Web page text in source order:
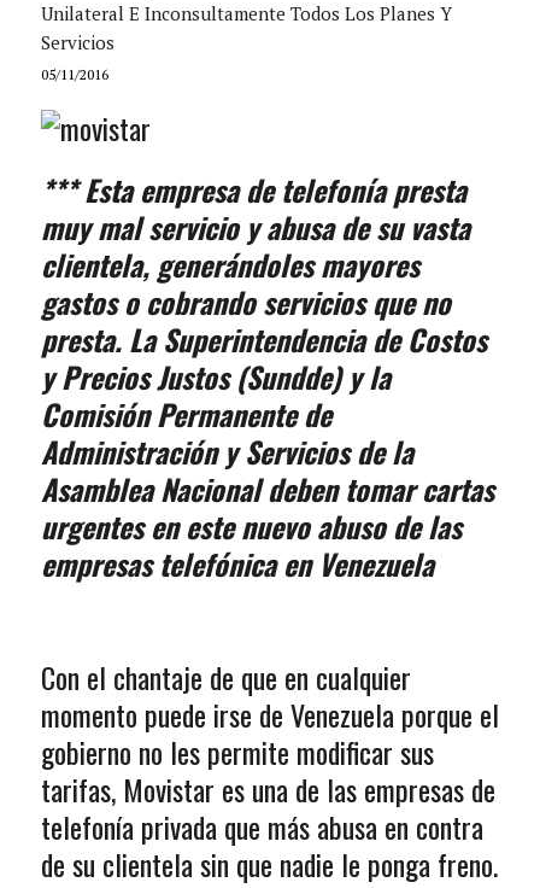
Unilateral E Inconsultamente Todos Los Planes Y
Servicios
05/11/2016
*** Esta empresa de telefonía presta
muy mal servicio y abusa de su vasta
clientela, generándoles mayores
gastos o cobrando servicios que no
presta. La Superintendencia de Costos
y Precios Justos (Sundde) y la
Comisión Permanente de
Administración y Servicios de la
Asamblea Nacional deben tomar cartas
urgentes en este nuevo abuso de las
empresas telefónica en Venezuela
Con el chantaje de que en cualquier
momento puede irse de Venezuela porque el
gobierno no les permite modificar sus
tarifas, Movistar es una de las empresas de
telefonía privada que más abusa en contra
de su clientela sin que nadie le ponga freno.